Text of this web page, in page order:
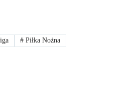
# Piłka Nożna